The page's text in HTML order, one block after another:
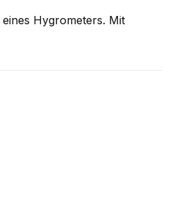
Hygrometers. Mit